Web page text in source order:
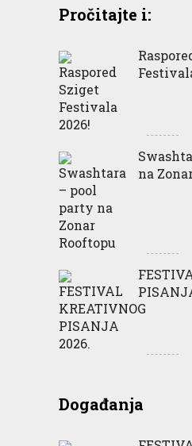
Pročitajte i:
na
Događanja